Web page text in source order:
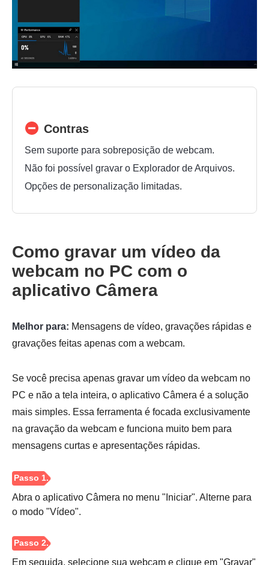
Passo 2.
Etapa 3.
Contras
Sem suporte para sobreposição de webcam.
Não foi possível gravar o Explorador de Arquivos.
Opções de personalização limitadas.
Como gravar um vídeo da
webcam no PC com o
aplicativo Câmera
Melhor para: Mensagens de vídeo, gravações rápidas e
gravações feitas apenas com a webcam.
Se você precisa apenas gravar um vídeo da webcam no
PC e não a tela inteira, o aplicativo Câmera é a solução
mais simples. Essa ferramenta é focada exclusivamente
na gravação da webcam e funciona muito bem para
mensagens curtas e apresentações rápidas.
Abra o aplicativo Câmera no menu "Iniciar". Alterne para
o modo "Vídeo".
Em seguida, selecione sua webcam e clique em "Gravar"